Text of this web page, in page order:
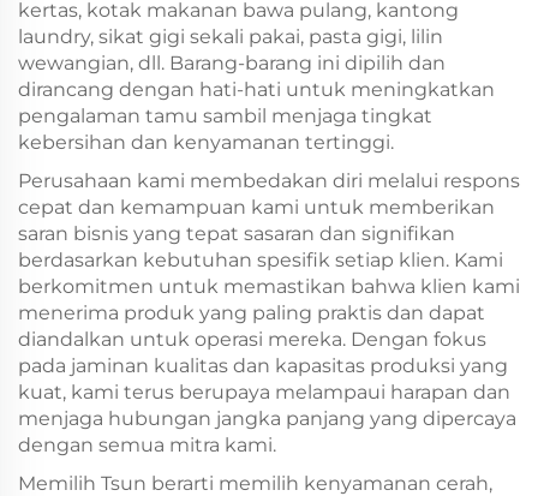
kertas, kotak makanan bawa pulang, kantong
laundry, sikat gigi sekali pakai, pasta gigi, lilin
wewangian, dll. Barang-barang ini dipilih dan
dirancang dengan hati-hati untuk meningkatkan
pengalaman tamu sambil menjaga tingkat
kebersihan dan kenyamanan tertinggi.
Perusahaan kami membedakan diri melalui respons
cepat dan kemampuan kami untuk memberikan
saran bisnis yang tepat sasaran dan signifikan
berdasarkan kebutuhan spesifik setiap klien. Kami
berkomitmen untuk memastikan bahwa klien kami
menerima produk yang paling praktis dan dapat
diandalkan untuk operasi mereka. Dengan fokus
pada jaminan kualitas dan kapasitas produksi yang
kuat, kami terus berupaya melampaui harapan dan
menjaga hubungan jangka panjang yang dipercaya
dengan semua mitra kami.
Memilih Tsun berarti memilih kenyamanan cerah,